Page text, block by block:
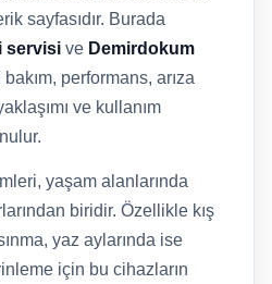
sayfasıdır. Burada
servisi ve Demirdokum
performans, arıza
ve kullanım
yaşam alanlarında
biridir. Özellikle kış
yaz aylarında ise
için bu cihazların